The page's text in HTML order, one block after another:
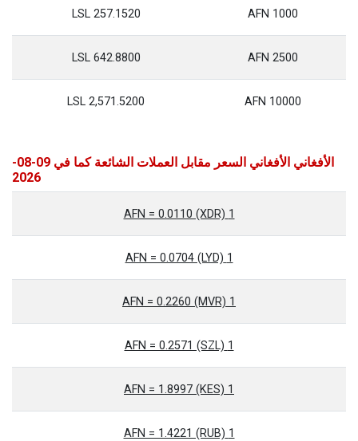
1000 AFN
257.1520 LSL
2500 AFN
642.8800 LSL
10000 AFN
2,571.5200 LSL
الأفغاني الأفغاني السعر مقابل العملات الشائعة كما في 09-08-
2026
1 AFN = 0.0110 (XDR)
1 AFN = 0.0704 (LYD)
1 AFN = 0.2260 (MVR)
1 AFN = 0.2571 (SZL)
1 AFN = 1.8997 (KES)
1 AFN = 1.4221 (RUB)